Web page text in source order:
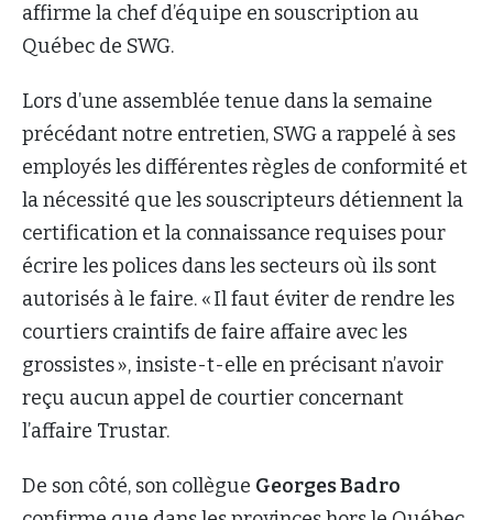
affirme la chef d’équipe en souscription au
Québec de SWG.
Lors d’une assemblée tenue dans la semaine
précédant notre entretien, SWG a rappelé à ses
employés les différentes règles de conformité et
la nécessité que les souscripteurs détiennent la
certification et la connaissance requises pour
écrire les polices dans les secteurs où ils sont
autorisés à le faire. « Il faut éviter de rendre les
courtiers craintifs de faire affaire avec les
grossistes », insiste-t-elle en précisant n’avoir
reçu aucun appel de courtier concernant
l’affaire Trustar.
De son côté, son collègue Georges Badro